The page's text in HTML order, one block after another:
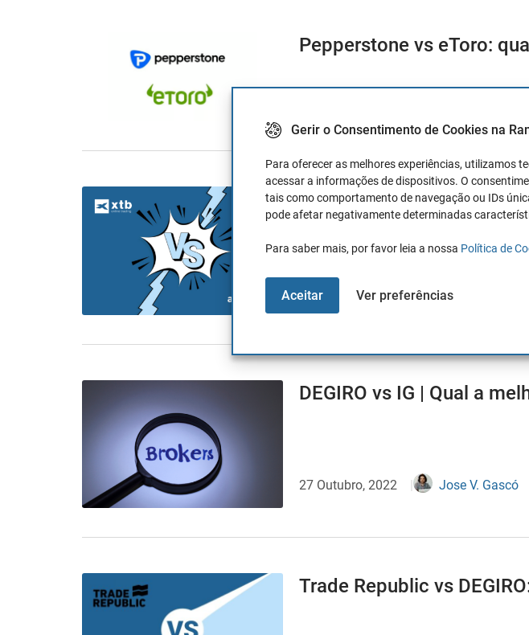
Gerir o Consentimento de Cookies na
Para oferecer as melhores experiências, utilizamos
acessar a informações de dispositivos. O
tais como comportamento de navegação ou IDs
pode afetar negativamente determinadas
Para saber mais, por favor leia a nossa Política de
Aceitar Ver preferências
Pepperstone vs eToro:
Admirals vs XTB
2 Março, 2023 Jose V. Gascó
DEGIRO vs IG | Qual a
27 Outubro, 2022 Jose V. Gascó
Trade Republic vs